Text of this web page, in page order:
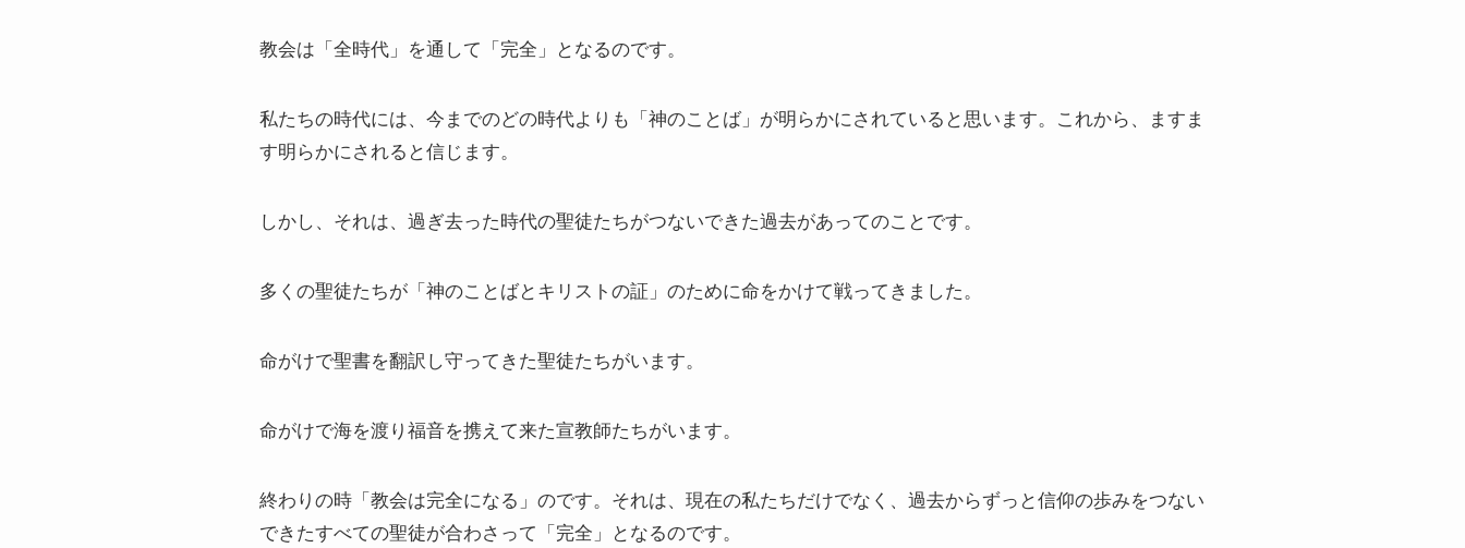
教会は「全時代」を通して「完全」となるのです。
私たちの時代には、今までのどの時代よりも「神のことば」が明らかにされていると思います。これから、ますま
す明らかにされると信じます。
しかし、それは、過ぎ去った時代の聖徒たちがつないできた過去があってのことです。
多くの聖徒たちが「神のことばとキリストの証」のために命をかけて戦ってきました。
命がけで聖書を翻訳し守ってきた聖徒たちがいます。
命がけで海を渡り福音を携えて来た宣教師たちがいます。
終わりの時「教会は完全になる」のです。それは、現在の私たちだけでなく、過去からずっと信仰の歩みをつない
できたすべての聖徒が合わさって「完全」となるのです。